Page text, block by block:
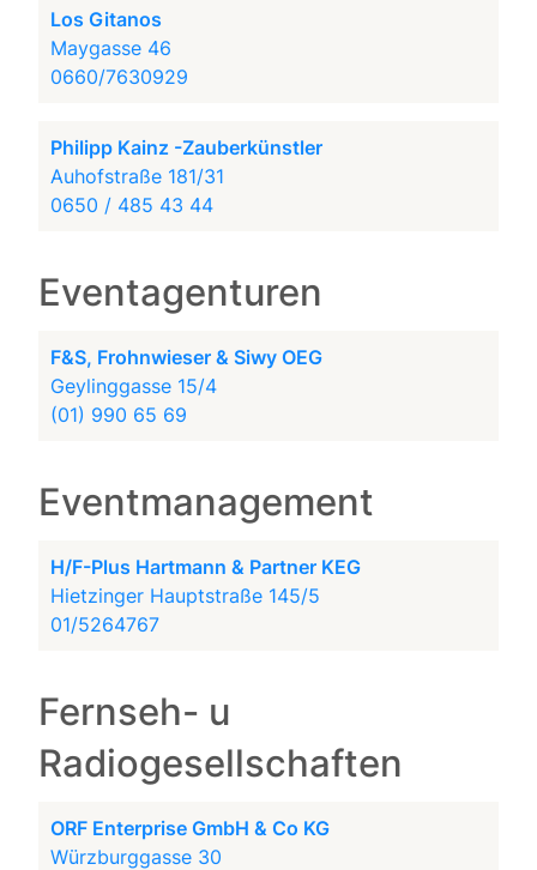
Los Gitanos
Maygasse 46
0660/7630929
Philipp Kainz -Zauberkünstler
Auhofstraße 181/31
0650 / 485 43 44
Eventagenturen
F&S, Frohnwieser & Siwy OEG
Geylinggasse 15/4
(01) 990 65 69
Eventmanagement
H/F-Plus Hartmann & Partner KEG
Hietzinger Hauptstraße 145/5
01/5264767
Fernseh- u
Radiogesellschaften
ORF Enterprise GmbH & Co KG
Würzburggasse 30